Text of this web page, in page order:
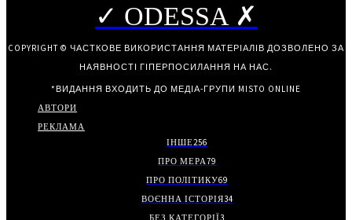
✓ ODESSA ✗
COPYRIGHT © ЧАСТКОВЕ ВИКОРИСТАННЯ МАТЕРІАЛІВ ДОЗВОЛЕНО ЗА
НАЯВНОСТІ ГІПЕРПОСИЛАННЯ НА НАС.
*ВИДАННЯ ВХОДИТЬ ДО МЕДІА-ГРУПИ MISTO ONLINE
АВТОРИ
РЕКЛАМА
ІНШЕ256
ПРО МЕРА79
ПРО ПОЛІТИКУ69
ВОЄННА ІСТОРІЯ34
БЕЗ КАТЕГОРІЇ3